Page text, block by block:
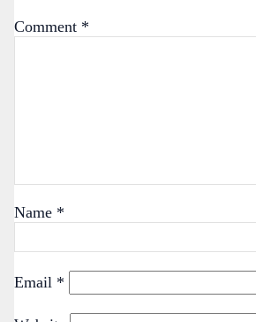
Comment *
Name *
Email *